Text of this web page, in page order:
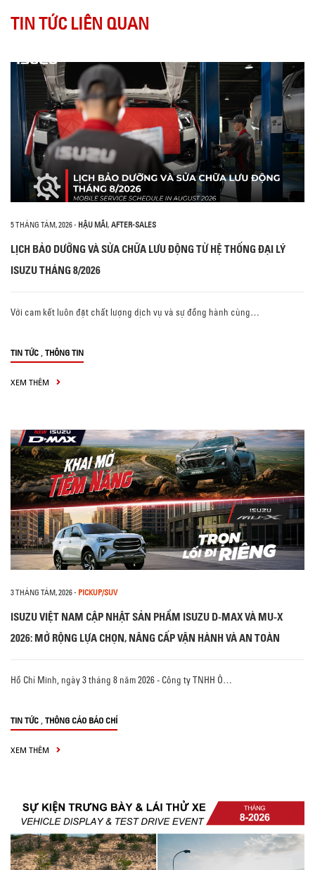
TIN TỨC LIÊN QUAN
5 THÁNG TÁM, 2026- HẬU MÃI, AFTER-SALES
LỊCH BẢO DƯỠNG VÀ SỬA CHỮA LƯU ĐỘNG TỪ HỆ THỐNG ĐẠI LÝ
ISUZU THÁNG 8/2026
Với cam kết luôn đặt chất lượng dịch vụ và sự đồng hành cùng…
TIN TỨC , THÔNG TIN
XEM THÊM
3 THÁNG TÁM, 2026- PICKUP/SUV
ISUZU VIỆT NAM CẬP NHẬT SẢN PHẨM ISUZU D-MAX VÀ MU-X
2026: MỞ RỘNG LỰA CHỌN, NÂNG CẤP VẬN HÀNH VÀ AN TOÀN
Hồ Chí Minh, ngày 3 tháng 8 năm 2026 - Công ty TNHH Ô…
TIN TỨC , THÔNG CÁO BÁO CHÍ
XEM THÊM